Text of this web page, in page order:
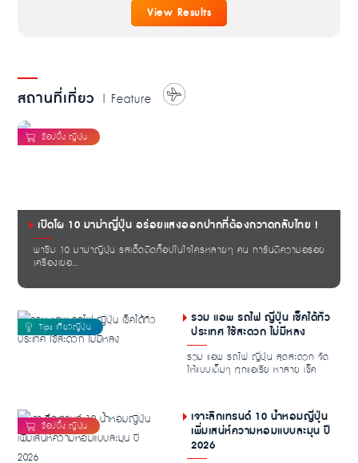
View Results
สถานที่เที่ยว | Feature
เปิดโผ 10 มาม่าญี่ปุ่น อร่อยแสงออกปากที่ต้องกวาดกลับไทย !
พาชิม 10 มาม่าญี่ปุ่น รสเด็ดติดท็อปในใจใครหลายๆ คน การันตีความอร่อย
เครื่องเยอ...
รวม แอพ รถไฟ ญี่ปุ่น เช็คได้ทั่ว
ประเทศ ใช้สะดวก ไม่มีหลง
รวม แอพ รถไฟ ญี่ปุ่น สุดสะดวก จัด
ให้แบบเต็มๆ ทุกแอเรีย หาสาย เช็ค
เจาะลึกเทรนด์ 10 น้ำหอมญี่ปุ่น
เพิ่มเสน่ห์ความหอมแบบละมุน ปี
2026